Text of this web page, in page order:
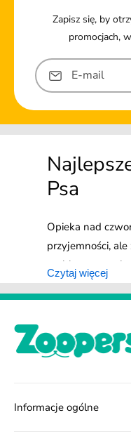
Zapisz się, by
promocjach,
E-mail
Psa
Opieka nad
przyjemności,
problemy, np.
nasila się
Rozwiązaniem
przyjemne
właśnie z myślą
nich całkowicie
Czytaj więcej
Informacje ogólne